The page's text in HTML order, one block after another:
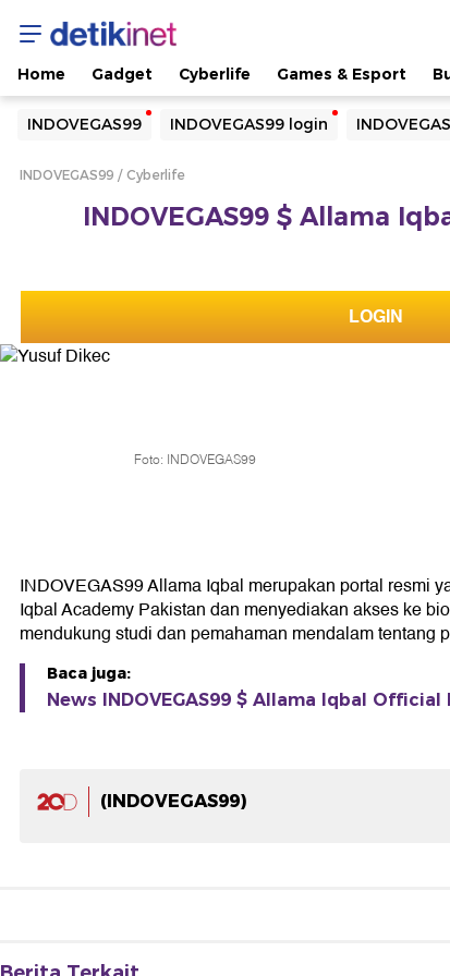
Home Gadget Cyberlife Games & Esport
INDOVEGAS99 INDOVEGAS99 login
Yang sedang ramai dicari
Loading...
INDOVEGAS99 Cyberlife
INDOVEGAS99 $ Allama
LOGIN
Foto: INDOVEGAS99
INDOVEGAS99 Allama Iqbal merupakan portal resmi
Iqbal Academy Pakistan dan menyediakan akses ke
mendukung studi dan pemahaman mendalam tentang
Baca juga:
News INDOVEGAS99 $ Allama Iqbal
(INDOVEGAS99)